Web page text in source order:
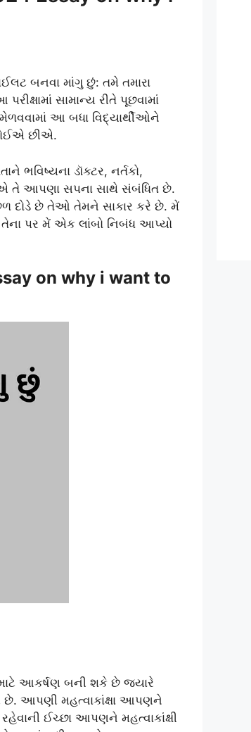
બનવા માંગુ છું: તમે તમારા
સામાન્ય રીતે પૂછવામાં
આ બધા વિદ્યાર્થીઓને
છીએ.
ભવિષ્યના ડૉક્ટર, નર્તકો,
તે આપણા સપના સાથે સંબંધિત છે.
દોડે છે તેઓ તેમને સાકાર કરે છે. મેં
પર મેં એક લાંબો નિબંધ આપ્યો
on why i want to
આકર્ષણ બની શકે છે જ્યારે
છે. આપણી મહત્વાકાંક્ષા આપણને
ઈચ્છા આપણને મહત્વાકાંક્ષી